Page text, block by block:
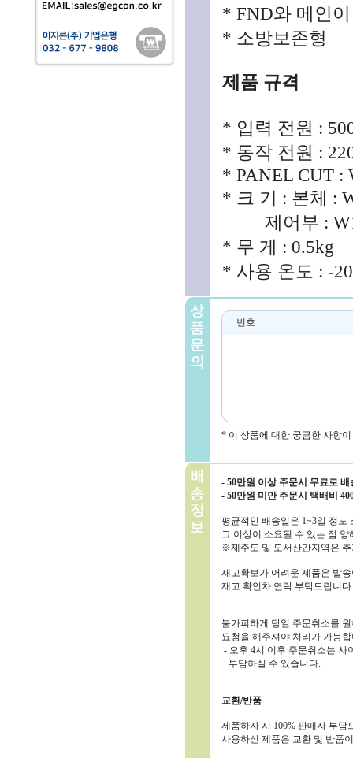
* FND와 메인
* 소방보존형
제품 규격
* 입력 전원 :
* 동작 전원 :
* PANEL CUT :
* 크 기 : 본체 :
제어부 :
* 무 게 : 0.5kg
* 사용 온도 : -
번호
* 이 상품에 대한 궁금한 사항
- 50만원 이상 주문시 무료로 배
- 50만원 미만 주문시 택배비
평균적인 배송일은 1~3일 정도
그 이상이 소요될 수 있는 점
※제주도 및 도서산간지역은
재고확보가 어려운 제품은 발
재고 확인차 연락 부탁드립니다.
불가피하게 당일 주문취소를
요청을 해주셔야 처리가 가능
- 오후 4시 이후 주문취소는 사
부담하실 수 있습니다.
교환/반품
제품하자 시 100% 판매자 부
사용하신 제품은 교환 및 반품